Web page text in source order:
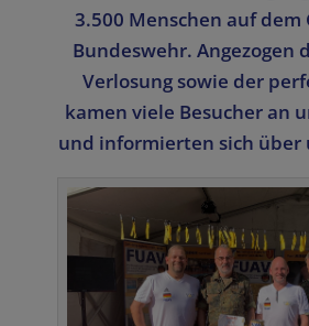
3.500 Menschen auf dem
Bundeswehr. Angezogen
Verlosung sowie der
kamen viele Besucher an
und informierten sich über